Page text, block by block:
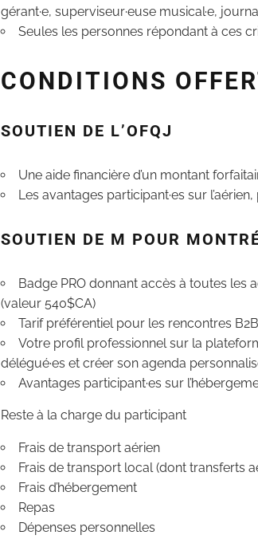
gérant·e, superviseur·euse musical·e,
Seules les personnes répondant à ces
CONDITIONS
SOUTIEN DE L’OFQJ
Une aide financière d’un montant
Les avantages participant·es sur
SOUTIEN DE M POUR
Badge PRO donnant accès à toutes les
(valeur 540$CA)
Tarif préférentiel pour les rencontres
Votre profil professionnel sur la
délégué·es et créer son agenda
Avantages participant·es sur
Reste à la charge du participant
Frais de transport aérien
Frais de transport local (dont transferts
Frais d’hébergement
Repas
Dépenses personnelles